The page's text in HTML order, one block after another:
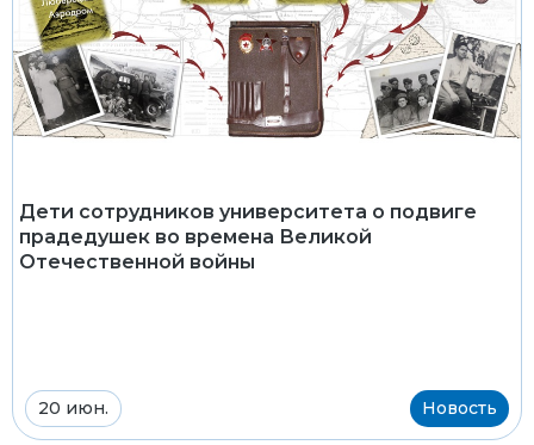
Дети сотрудников университета о подвиге
прадедушек во времена Великой
Отечественной войны
20 июн. Новость